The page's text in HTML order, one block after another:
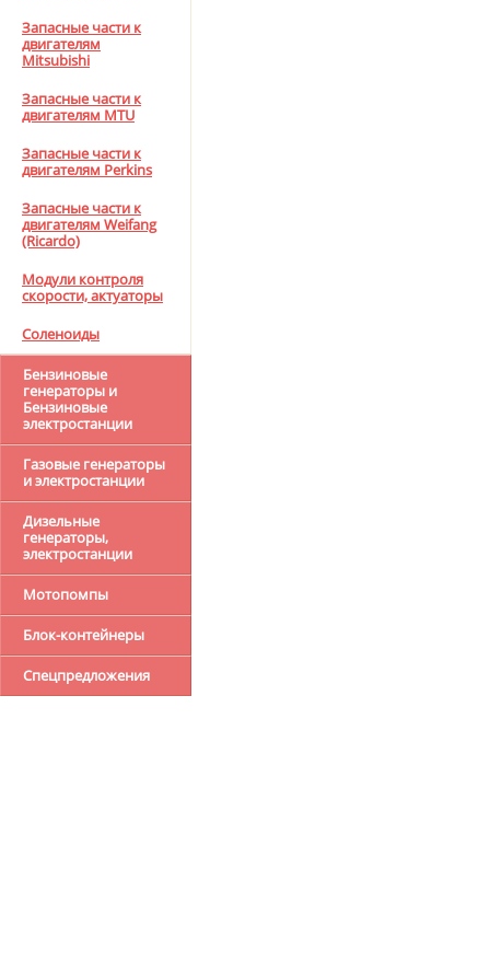
Запасные части к
двигателям
Mitsubishi
Запасные части к
двигателям MTU
Запасные части к
двигателям Perkins
Запасные части к
двигателям Weifang
(Ricardo)
Модули контроля
скорости, актуаторы
Соленоиды
Бензиновые
генераторы и
Бензиновые
электростанции
Газовые генераторы
и электростанции
Дизельные
генераторы,
электростанции
Мотопомпы
Блок-контейнеры
Спецпредложения